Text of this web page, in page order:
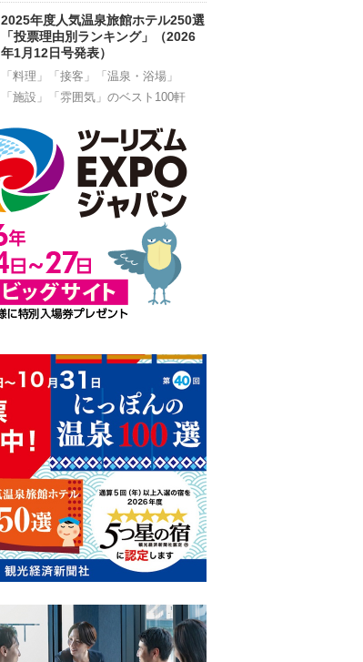
2025年度人気温泉旅館ホテル250選
「投票理由別ランキング」（2026
年1月12日号発表）
「料理」「接客」「温泉・浴場」
「施設」「雰囲気」のベスト100軒